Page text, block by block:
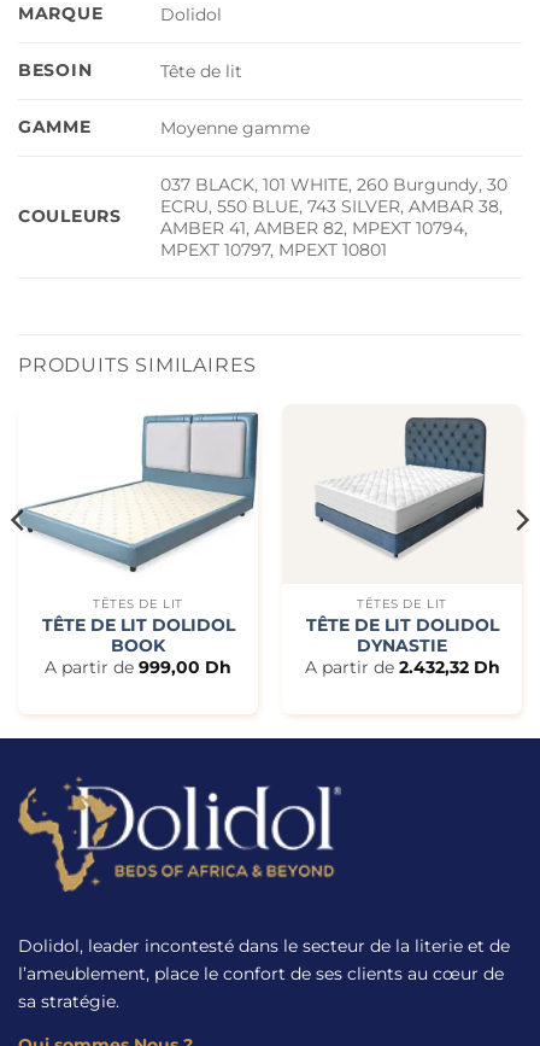
MARQUE Dolidol
BESOIN Tête de lit
GAMME Moyenne gamme
COULEURS
037 BLACK, 101 WHITE, 260 Burgundy, 30
ECRU, 550 BLUE, 743 SILVER, AMBAR 38,
AMBER 41, AMBER 82, MPEXT 10794,
MPEXT 10797, MPEXT 10801
PRODUITS SIMILAIRES
TÊTES DE LIT
TÊTE DE LIT DOLIDOL
BOOK
A partir de 999,00 Dh
TÊTES DE LIT
TÊTE DE LIT DOLIDOL
DYNASTIE
A partir de 2.432,32 Dh
Dolidol, leader incontesté dans le secteur de la literie et de
l’ameublement, place le confort de ses clients au cœur de
sa stratégie.